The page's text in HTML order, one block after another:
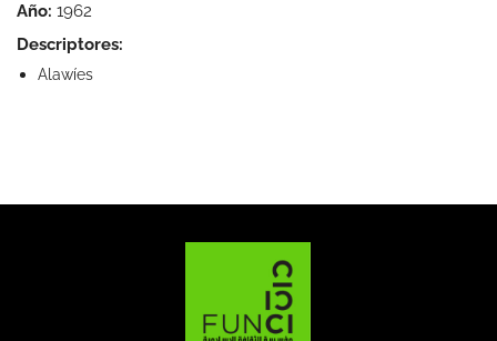
Año: 1962
Descriptores:
Alawíes